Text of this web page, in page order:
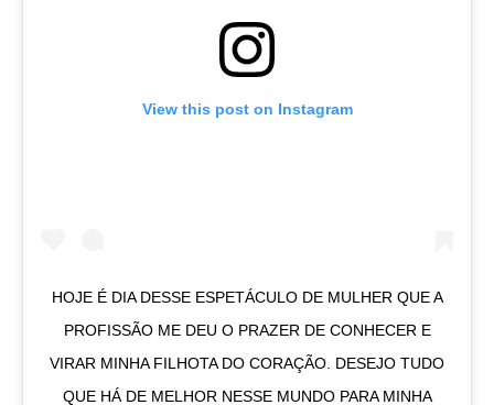
View this post on Instagram
HOJE É DIA DESSE ESPETÁCULO DE MULHER QUE A
PROFISSÃO ME DEU O PRAZER DE CONHECER E
VIRAR MINHA FILHOTA DO CORAÇÃO. DESEJO TUDO
QUE HÁ DE MELHOR NESSE MUNDO PARA MINHA